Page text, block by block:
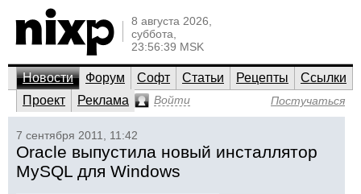
8 августа 2026,
суббота,
23:56:39 MSK
Новости Форум Софт Статьи Рецепты
Ссылки
Проект
Реклама Войти Постучаться
7 сентября 2011, 11:42
Oracle выпустила новый инсталлятор
MySQL для Windows